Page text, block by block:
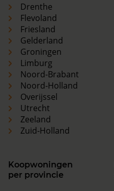
Drenthe
Flevoland
Friesland
Gelderland
Groningen
Limburg
Noord-Brabant
Noord-Holland
Overijssel
Utrecht
Zeeland
Zuid-Holland
Koopwoningen
per provincie